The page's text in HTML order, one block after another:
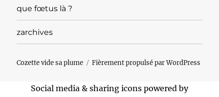
que fœtus là ?
zarchives
Cozette vide sa plume Fièrement propulsé par WordPress
Social media & sharing icons powered by